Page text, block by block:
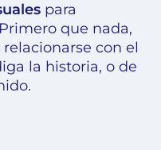
para
que nada,
con el
la historia, o de